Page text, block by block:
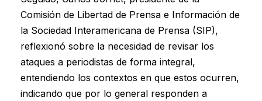
Comisión de Libertad de Prensa e Información de
la Sociedad Interamericana de Prensa (SIP),
reflexionó sobre la necesidad de revisar los
ataques a periodistas de forma integral,
entendiendo los contextos en que estos ocurren,
indicando que por lo general responden a